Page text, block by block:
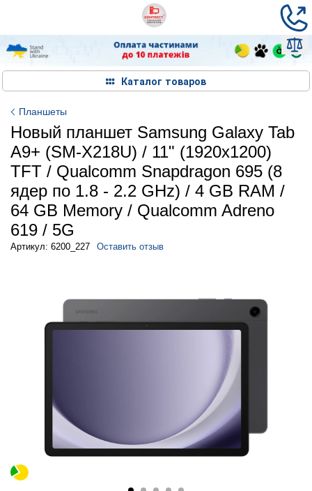
Каталог товаров
Планшеты
Новый планшет Samsung Galaxy Tab
A9+ (SM-X218U) / 11" (1920x1200)
TFT / Qualcomm Snapdragon 695 (8
ядер по 1.8 - 2.2 GHz) / 4 GB RAM /
64 GB Memory / Qualcomm Adreno
619 / 5G
Артикул: 6200_227 Оставить отзыв